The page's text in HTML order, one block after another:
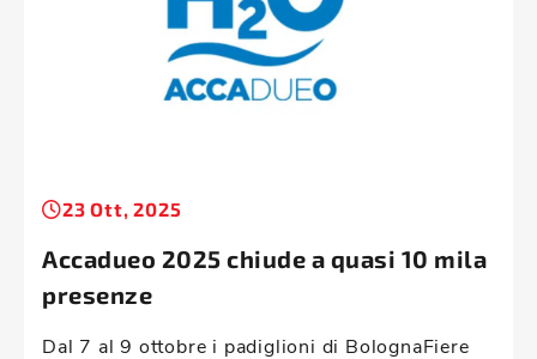
23 Ott, 2025
Accadueo 2025 chiude a quasi 10 mila
presenze
Dal 7 al 9 ottobre i padiglioni di BolognaFiere